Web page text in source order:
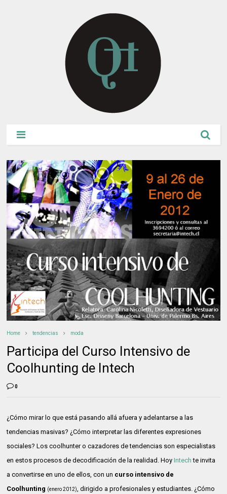
Home tendencias moda
Participa del Curso Intensivo de
Coolhunting de Intech
0
¿Cómo mirar lo que está pasando allá afuera y adelantarse a las
tendencias masivas? ¿Cómo interpretar las diferentes expresiones
sociales? Los coolhunter o cazadores de tendencias son especialistas
en estos procesos de decodificación de la realidad. HoyIntech te invita
a convertirse en uno de ellos, con un curso intensivo de
Coolhunting (enero 2012)
, dirigido a profesionales y estudiantes. ¿Cómo